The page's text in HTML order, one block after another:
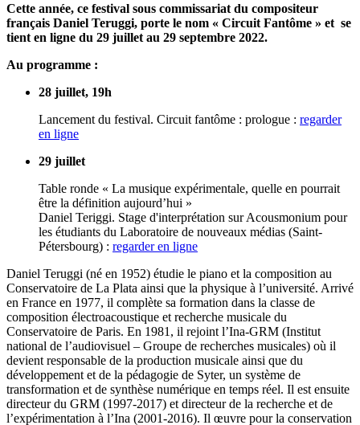
Cette année, ce festival sous commissariat du compositeur
français Daniel Teruggi, porte le nom « Circuit Fantôme » et se
tient en ligne du 29 juillet au 29 septembre 2022.
Au programme :
28 juillet, 19h
Lancement du festival. Circuit fantôme : prologue : regarder
en ligne
29 juillet
Table ronde « La musique expérimentale, quelle en pourrait
être la définition aujourd’hui »
Daniel Teriggi. Stage d'interprétation sur Acousmonium pour
les étudiants du Laboratoire de nouveaux médias (Saint-
Pétersbourg) : regarder en ligne
Daniel Teruggi (né en 1952) étudie le piano et la composition au
Conservatoire de La Plata ainsi que la physique à l’université. Arrivé
en France en 1977, il complète sa formation dans la classe de
composition électroacoustique et recherche musicale du
Conservatoire de Paris. En 1981, il rejoint l’Ina-GRM (Institut
national de l’audiovisuel – Groupe de recherches musicales) où il
devient responsable de la production musicale ainsi que du
développement et de la pédagogie de Syter, un système de
transformation et de synthèse numérique en temps réel. Il est ensuite
directeur du GRM (1997-2017) et directeur de la recherche et de
l’expérimentation à l’Ina (2001-2016). Il œuvre pour la conservation